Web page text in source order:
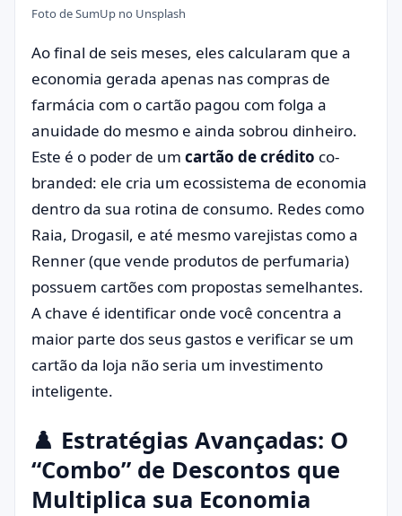
Foto deSumUp no Unsplash
Ao final de seis meses, eles calcularam que a
economia gerada apenas nas compras de
farmácia com o cartão pagou com folga a
anuidade do mesmo e ainda sobrou dinheiro.
Este é o poder de um cartão de crédito co-
branded: ele cria um ecossistema de economia
dentro da sua rotina de consumo. Redes como
Raia, Drogasil, e até mesmo varejistas como a
Renner (que vende produtos de perfumaria)
possuem cartões com propostas semelhantes.
A chave é identificar onde você concentra a
maior parte dos seus gastos e verificar se um
cartão da loja não seria um investimento
inteligente.
♟️ Estratégias Avançadas: O
“Combo” de Descontos que
Multiplica sua Economia